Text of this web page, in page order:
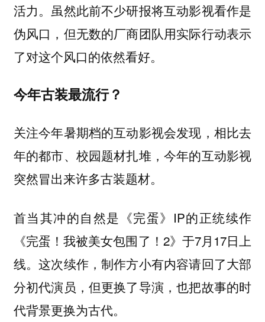
活力。虽然此前不少研报将互动影视看作是
伪风口，但无数的厂商团队用实际行动表示
了对这个风口的依然看好。
今年古装最流行？
关注今年暑期档的互动影视会发现，相比去
年的都市、校园题材扎堆，今年的互动影视
突然冒出来许多古装题材。
首当其冲的自然是《完蛋》IP的正统续作
《完蛋！我被美女包围了！2》于7月17日上
线。这次续作，制作方小有内容请回了大部
分初代演员，但更换了导演，也把故事的时
代背景更换为古代。